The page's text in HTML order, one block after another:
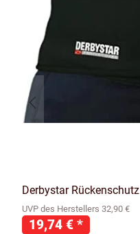
Derbystar Rückenschutz
UVP des Herstellers 32,90 €
19,74 € *